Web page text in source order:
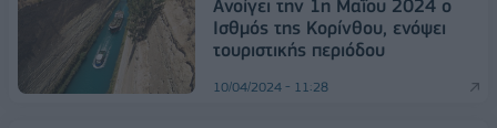
Ανοίγει την 1η Μαΐου 2024 ο
Ισθμός της Κορίνθου, ενόψει
τουριστικής περιόδου
10/04/2024 - 11:28